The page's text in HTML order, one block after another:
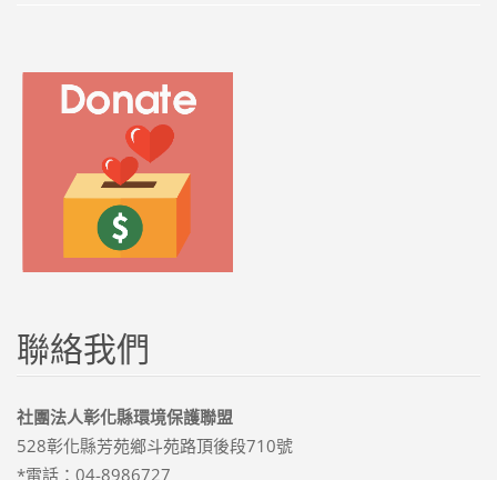
聯絡我們
社團法人彰化縣環境保護聯盟
528彰化縣芳苑鄉斗苑路頂後段710號
*電話：04-8986727